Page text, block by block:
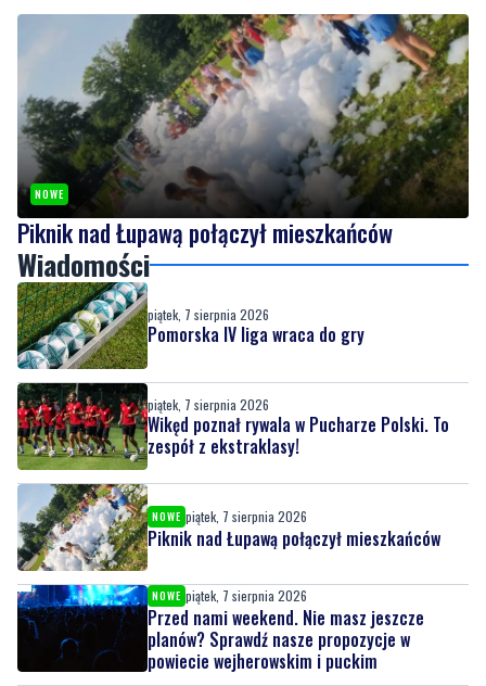
NOWE
Piknik nad Łupawą połączył mieszkańców
Wiadomości
piątek, 7 sierpnia 2026
Pomorska IV liga wraca do gry
piątek, 7 sierpnia 2026
Wikęd poznał rywala w Pucharze Polski. To
zespół z ekstraklasy!
NOWE piątek, 7 sierpnia 2026
Piknik nad Łupawą połączył mieszkańców
NOWE piątek, 7 sierpnia 2026
Przed nami weekend. Nie masz jeszcze
planów? Sprawdź nasze propozycje w
powiecie wejherowskim i puckim